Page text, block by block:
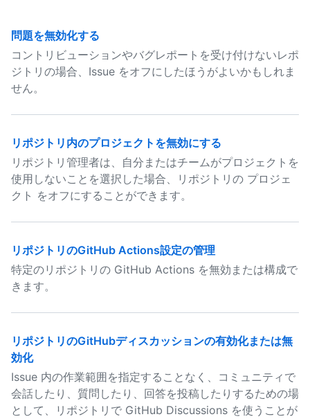
問題を無効化する
コントリビューションやバグレポートを受け付けないレポ
ジトリの場合、Issue をオフにしたほうがよいかもしれま
せん。
リポジトリ内のプロジェクトを無効にする
リポジトリ管理者は、自分またはチームがプロジェクトを
使用しないことを選択した場合、リポジトリの プロジェ
クト をオフにすることができます。
リポジトリのGitHub Actions設定の管理
特定のリポジトリの GitHub Actions を無効または構成で
きます。
リポジトリのGitHubディスカッションの有効化または無
効化
Issue 内の作業範囲を指定することなく、コミュニティで
会話したり、質問したり、回答を投稿したりするための場
として、リポジトリで GitHub Discussions を使うことが